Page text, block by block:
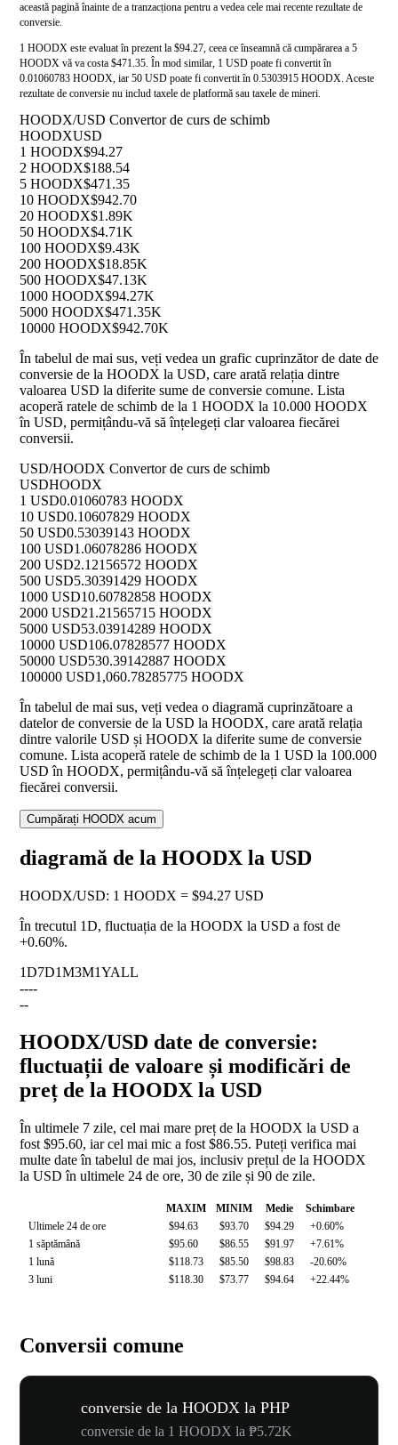
această pagină înainte de a tranzacționa pentru a vedea cele mai recente rezultate de
conversie.
1 HOODX este evaluat în prezent la $94.27, ceea ce înseamnă că cumpărarea a 5
HOODX vă va costa $471.35. În mod similar, 1 USD poate fi convertit în
0.01060783 HOODX, iar 50 USD poate fi convertit în 0.5303915 HOODX. Aceste
rezultate de conversie nu includ taxele de platformă sau taxele de mineri.
HOODX/USD Convertor de curs de schimb
HOODXUSD
1 HOODX$94.27
2 HOODX$188.54
5 HOODX$471.35
10 HOODX$942.70
20 HOODX$1.89K
50 HOODX$4.71K
100 HOODX$9.43K
200 HOODX$18.85K
500 HOODX$47.13K
1000 HOODX$94.27K
5000 HOODX$471.35K
10000 HOODX$942.70K
În tabelul de mai sus, veți vedea un grafic cuprinzător de date de
conversie de la HOODX la USD, care arată relația dintre
valoarea USD la diferite sume de conversie comune. Lista
acoperă ratele de schimb de la 1 HOODX la 10.000 HOODX
în USD, permițându-vă să înțelegeți clar valoarea fiecărei
conversii.
USD/HOODX Convertor de curs de schimb
USDHOODX
1 USD0.01060783 HOODX
10 USD0.10607829 HOODX
50 USD0.53039143 HOODX
100 USD1.06078286 HOODX
200 USD2.12156572 HOODX
500 USD5.30391429 HOODX
1000 USD10.60782858 HOODX
2000 USD21.21565715 HOODX
5000 USD53.03914289 HOODX
10000 USD106.07828577 HOODX
50000 USD530.39142887 HOODX
100000 USD1,060.78285775 HOODX
În tabelul de mai sus, veți vedea o diagramă cuprinzătoare a
datelor de conversie de la USD la HOODX, care arată relația
dintre valorile USD și HOODX la diferite sume de conversie
comune. Lista acoperă ratele de schimb de la 1 USD la 100.000
USD în HOODX, permițându-vă să înțelegeți clar valoarea
fiecărei conversii.
Cumpărați HOODX acum
diagramă de la HOODX la USD
HOODX/USD: 1 HOODX = $94.27 USD
În trecutul 1D, fluctuația de la HOODX la USD a fost de
+0.60%.
1D7D1M3M1YALL
----
--
HOODX/USD date de conversie:
fluctuații de valoare și modificări de
preț de la HOODX la USD
În ultimele 7 zile, cel mai mare preț de la HOODX la USD a
fost $95.60, iar cel mai mic a fost $86.55. Puteți verifica mai
multe date în tabelul de mai jos, inclusiv prețul de la HOODX
la USD în ultimele 24 de ore, 30 de zile și 90 de zile.
MAXIM MINIM Medie
Schimbare
Ultimele 24 de ore
$94.63 $93.70 $94.29
+0.60%
1 săptămână
$95.60 $86.55 $91.97
+7.61%
1 lună
$118.73 $85.50 $98.83
-20.60%
3 luni
$118.30 $73.77 $94.64 +22.44%
Conversii comune
conversie de la HOODX la PHP
conversie de la 1 HOODX la ₱5.72K